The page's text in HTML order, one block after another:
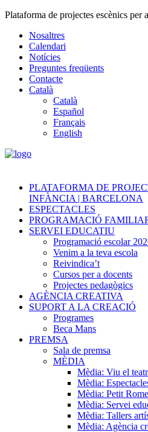
Plataforma de projectes escènics per
Nosaltres
Calendari
Notícies
Preguntes freqüents
Contacte
Català
Català
Español
Français
English
PLATAFORMA DE
INFÀNCIA | BARCELONA
ESPECTACLES
PROGRAMACIÓ
SERVEI EDUCATIU
Programació escolar
Venim a la teva escola
Reivindica’t
Cursos per a docents
Projectes pedagògics
AGÈNCIA CREATIVA
SUPORT A LA CREACIÓ
Programes
Beca Mans
PREMSA
Sala de premsa
MÈDIA
Mèdia: Viu el
Mèdia:
Mèdia: Petit
Mèdia: Servei
Mèdia: Tallers
Mèdia: Agència